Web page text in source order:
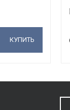
КУПИТЬ